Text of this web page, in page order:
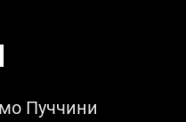
Пуччини